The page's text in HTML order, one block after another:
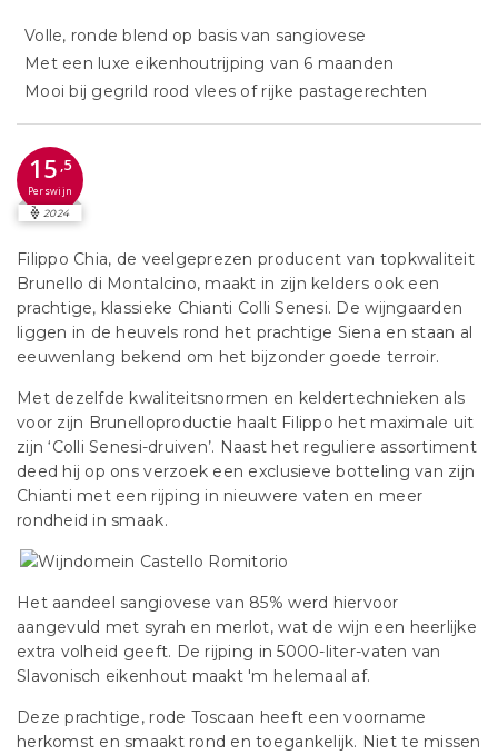
Volle, ronde blend op basis van sangiovese
Met een luxe eikenhoutrijping van 6 maanden
Mooi bij gegrild rood vlees of rijke pastagerechten
15 ,5
Perswijn
2024
Filippo Chia, de veelgeprezen producent van topkwaliteit
Brunello di Montalcino, maakt in zijn kelders ook een
prachtige, klassieke Chianti Colli Senesi. De wijngaarden
liggen in de heuvels rond het prachtige Siena en staan al
eeuwenlang bekend om het bijzonder goede terroir.
Met dezelfde kwaliteitsnormen en keldertechnieken als
voor zijn Brunelloproductie haalt Filippo het maximale uit
zijn ‘Colli Senesi-druiven’. Naast het reguliere assortiment
deed hij op ons verzoek een exclusieve botteling van zijn
Chianti met een rijping in nieuwere vaten en meer
rondheid in smaak.
Het aandeel sangiovese van 85% werd hiervoor
aangevuld met syrah en merlot, wat de wijn een heerlijke
extra volheid geeft. De rijping in 5000-liter-vaten van
Slavonisch eikenhout maakt 'm helemaal af.
Deze prachtige, rode Toscaan heeft een voorname
herkomst en smaakt rond en toegankelijk. Niet te missen